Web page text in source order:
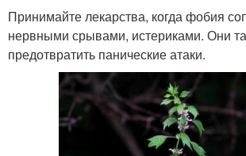
Принимайте лекарства, когда фобия
нервными срывами, истериками. Они
предотвратить панические атаки.